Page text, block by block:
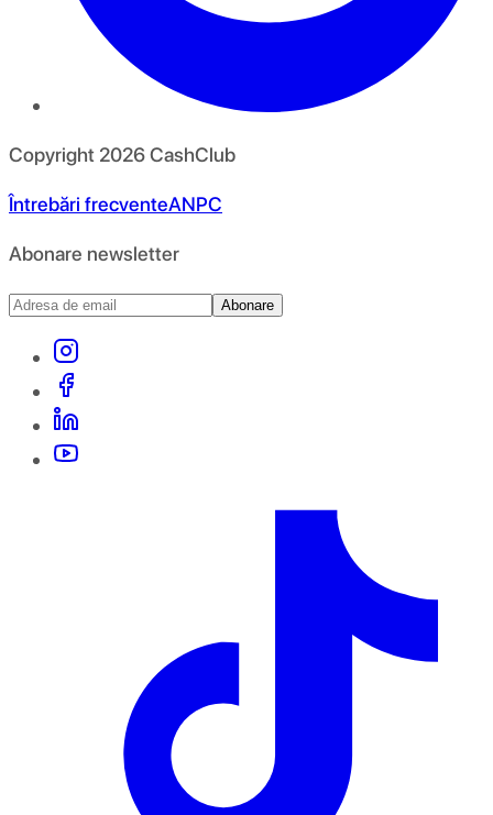
Copyright 2026CashClub
Întrebări frecventeANPC
Abonare newsletter
Abonare